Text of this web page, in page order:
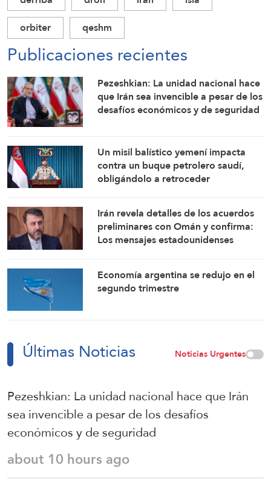
orbiter
qeshm
Publicaciones recientes
Pezeshkian: La unidad nacional hace
que Irán sea invencible a pesar de los
desafíos económicos y de seguridad
Un misil balístico yemení impacta
contra un buque petrolero saudí,
obligándolo a retroceder
Irán revela detalles de los acuerdos
preliminares con Omán y confirma:
Los mensajes estadounidenses
Economía argentina se redujo en el
segundo trimestre
Últimas Noticias Noticias Urgentes
Pezeshkian: La unidad nacional hace que Irán
sea invencible a pesar de los desafíos
económicos y de seguridad
about 10 hours ago